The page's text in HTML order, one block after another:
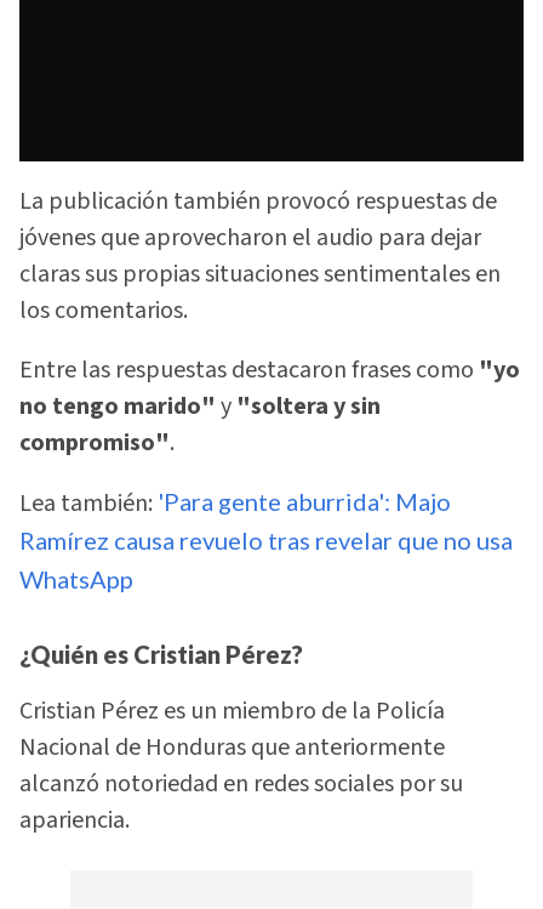
La publicación también provocó respuestas de
jóvenes que aprovecharon el audio para dejar
claras sus propias situaciones sentimentales en
los comentarios.
Entre las respuestas destacaron frases como "yo
no tengo marido" y "soltera y sin
compromiso".
Lea también: 'Para gente aburrida': Majo
Ramírez causa revuelo tras revelar que no usa
WhatsApp
¿Quién es Cristian Pérez?
Cristian Pérez es un miembro de la Policía
Nacional de Honduras que anteriormente
alcanzó notoriedad en redes sociales por su
apariencia.